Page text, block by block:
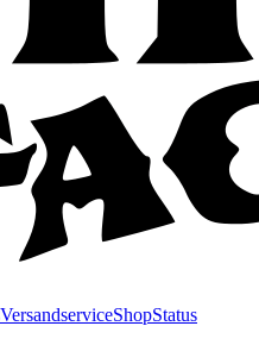
VersandserviceShopStatus